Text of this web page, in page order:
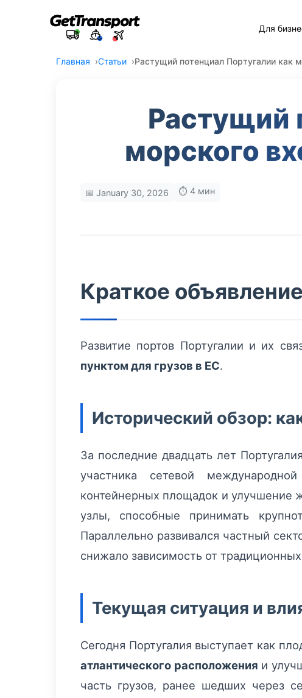
Для
Главная Статьи Растущий потенциал Португалии как
Растущий
морского
📅 January 30, 2026 ⏱️ 4 мин
Краткое
Развитие портов Португалии и их
пунктом для грузов в ЕС.
Исторический обзор:
За последние двадцать лет
участника сетевой
контейнерных площадок и улучшение
узлы, способные принимать
Параллельно развивался частный
снижало зависимость от
Текущая ситуация и
Сегодня Португалия выступает как
атлантического расположения и
часть грузов, ранее шедших через